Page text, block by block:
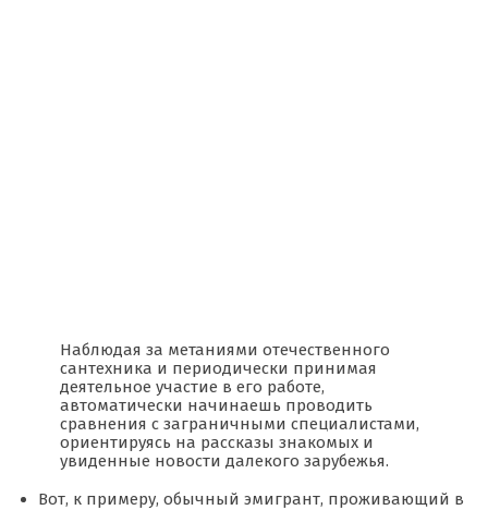
Наблюдая за метаниями отечественного
сантехника и периодически принимая
деятельное участие в его работе,
автоматически начинаешь проводить
сравнения с заграничными специалистами,
ориентируясь на рассказы знакомых и
увиденные новости далекого зарубежья.
Вот, к примеру, обычный эмигрант, проживающий в